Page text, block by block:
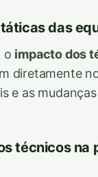
das
o impacto dos
diretamente
e as
técnicos na